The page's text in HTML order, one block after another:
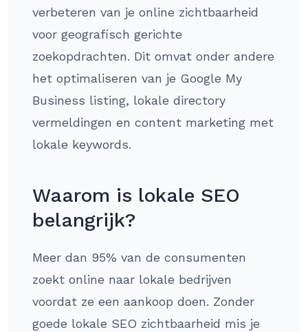
verbeteren van je online zichtbaarheid
voor geografisch gerichte
zoekopdrachten. Dit omvat onder andere
het optimaliseren van je Google My
Business listing, lokale directory
vermeldingen en content marketing met
lokale keywords.
Waarom is lokale SEO
belangrijk?
Meer dan 95% van de consumenten
zoekt online naar lokale bedrijven
voordat ze een aankoop doen. Zonder
goede lokale SEO zichtbaarheid mis je